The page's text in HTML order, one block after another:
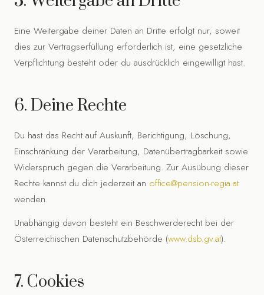
Eine Weitergabe deiner Daten an Dritte erfolgt nur, soweit
dies zur Vertragserfüllung erforderlich ist, eine gesetzliche
Verpflichtung besteht oder du ausdrücklich eingewilligt hast.
6. Deine Rechte
Du hast das Recht auf Auskunft, Berichtigung, Löschung,
Einschränkung der Verarbeitung, Datenübertragbarkeit sowie
Widerspruch gegen die Verarbeitung. Zur Ausübung dieser
Rechte kannst du dich jederzeit an office@pension-regia.at
wenden.
Unabhängig davon besteht ein Beschwerderecht bei der
Österreichischen Datenschutzbehörde (www.dsb.gv.at).
7. Cookies